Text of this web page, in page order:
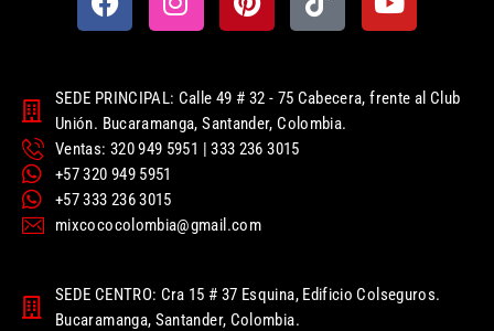
SEDE PRINCIPAL: Calle 49 # 32 - 75 Cabecera, frente al Club
Unión. Bucaramanga, Santander, Colombia.
Ventas: 320 949 5951 | 333 236 3015
+57 320 949 5951
+57 333 236 3015
mixcococolombia@gmail.com
SEDE CENTRO: Cra 15 # 37 Esquina, Edificio Colseguros.
Bucaramanga, Santander, Colombia.